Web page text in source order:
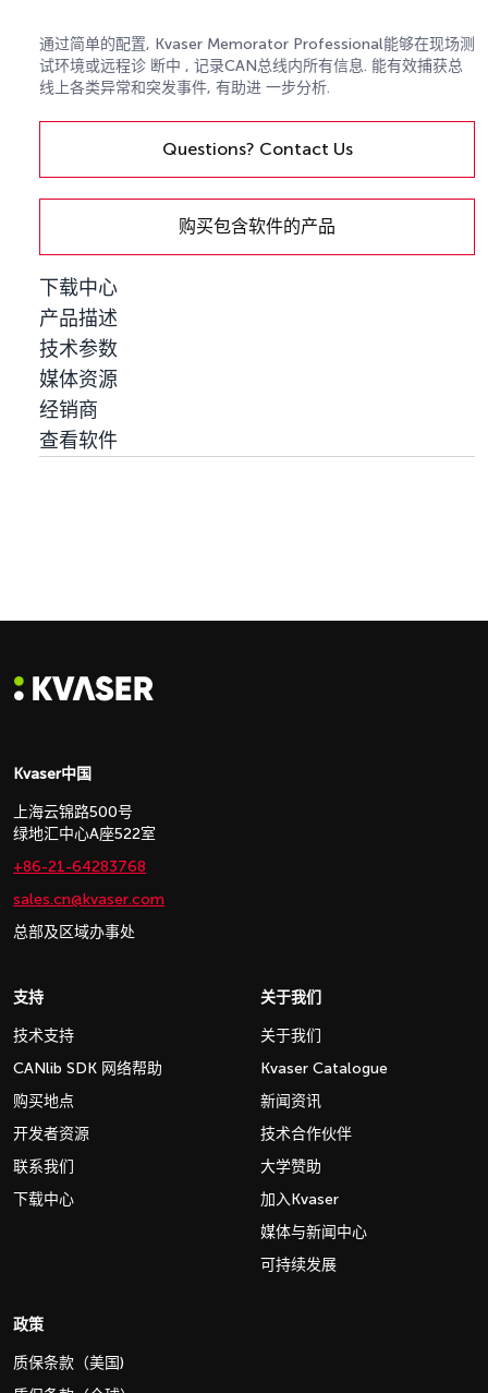
通过简单的配置, Kvaser Memorator Professional能够在现场测
试环境或远程诊 断中 , 记录CAN总线内所有信息. 能有效捕获总
线上各类异常和突发事件, 有助进 一步分析.
Questions? Contact Us
购买包含软件的产品
下载中心
产品描述
技术参数
媒体资源
经销商
查看软件
Kvaser中国
上海云锦路500号
绿地汇中心A座522室
+86-21-64283768
sales.cn@kvaser.com
总部及区域办事处
支持
技术支持
CANlib SDK 网络帮助
购买地点
开发者资源
联系我们
下载中心
关于我们
关于我们
Kvaser Catalogue
新闻资讯
技术合作伙伴
大学赞助
加入Kvaser
媒体与新闻中心
可持续发展
政策
质保条款（美国)